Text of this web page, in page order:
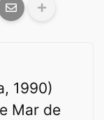
1990)
Mar de